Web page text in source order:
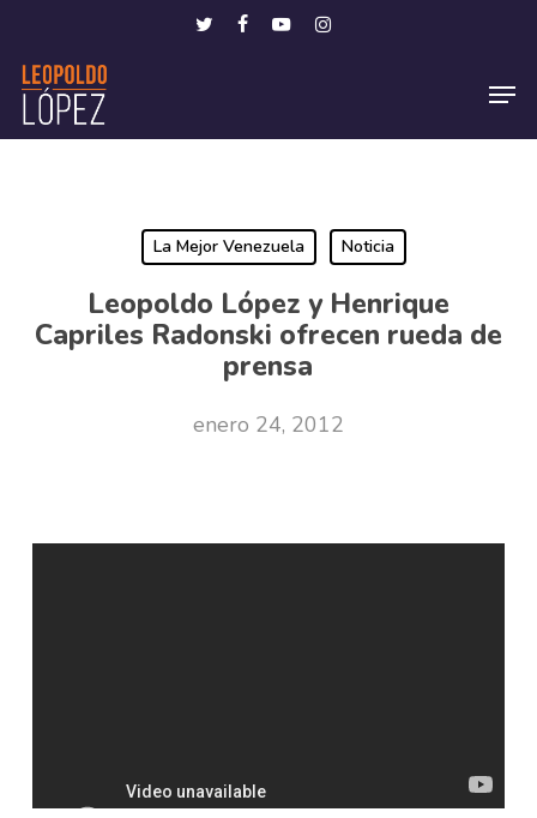
main
content
twitterfacebookyoutubeinstagram
La Mejor Venezuela Noticia
Leopoldo López y Henrique
Capriles Radonski ofrecen rueda de
prensa
enero 24, 2012